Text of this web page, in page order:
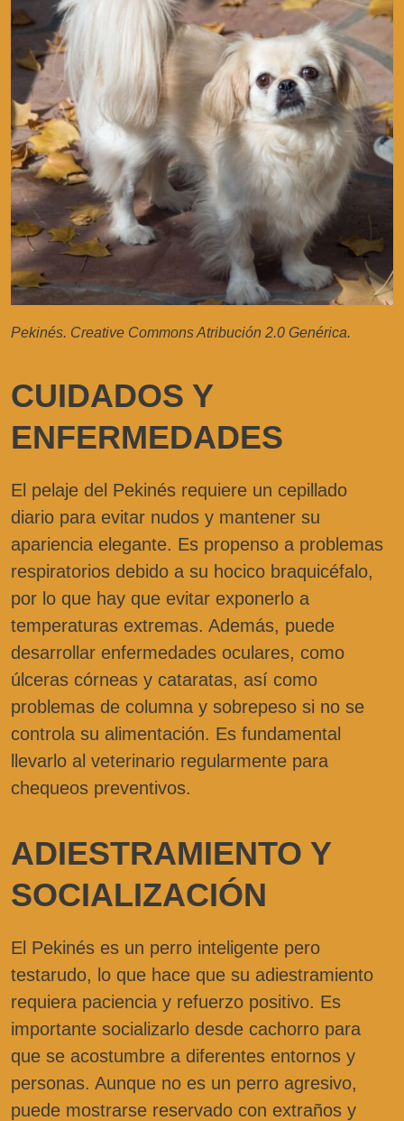
Pekinés. Creative Commons Atribución 2.0 Genérica.
CUIDADOS Y
ENFERMEDADES
El pelaje del Pekinés requiere un cepillado
diario para evitar nudos y mantener su
apariencia elegante. Es propenso a problemas
respiratorios debido a su hocico braquicéfalo,
por lo que hay que evitar exponerlo a
temperaturas extremas. Además, puede
desarrollar enfermedades oculares, como
úlceras córneas y cataratas, así como
problemas de columna y sobrepeso si no se
controla su alimentación. Es fundamental
llevarlo al veterinario regularmente para
chequeos preventivos.
ADIESTRAMIENTO Y
SOCIALIZACIÓN
El Pekinés es un perro inteligente pero
testarudo, lo que hace que su adiestramiento
requiera paciencia y refuerzo positivo. Es
importante socializarlo desde cachorro para
que se acostumbre a diferentes entornos y
personas. Aunque no es un perro agresivo,
puede mostrarse reservado con extraños y